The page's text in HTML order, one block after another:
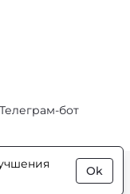
Телеграм-бот
и
Ok